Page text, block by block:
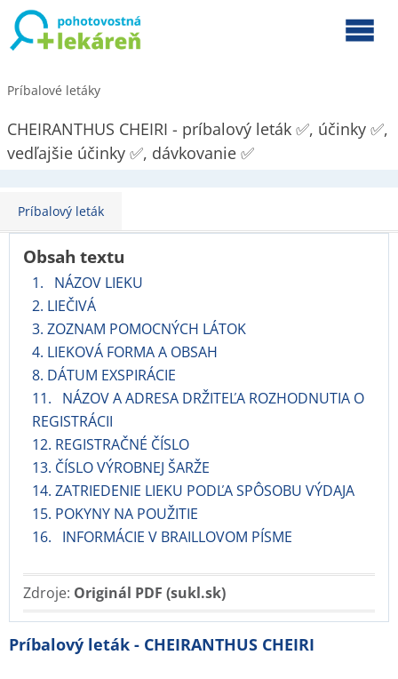
Príbalové letáky
CHEIRANTHUS CHEIRI - príbalový leták ✅, účinky ✅,
vedľajšie účinky ✅, dávkovanie ✅
Príbalový leták
Obsah textu
1. NÁZOV LIEKU
2. LIEČIVÁ
3. ZOZNAM POMOCNÝCH LÁTOK
4. LIEKOVÁ FORMA A OBSAH
8. DÁTUM EXSPIRÁCIE
11. NÁZOV A ADRESA DRŽITEĽA ROZHODNUTIA O
REGISTRÁCII
12. REGISTRAČNÉ ČÍSLO
13. ČÍSLO VÝROBNEJ ŠARŽE
14. ZATRIEDENIE LIEKU PODĽA SPÔSOBU VÝDAJA
15. POKYNY NA POUŽITIE
16. INFORMÁCIE V BRAILLOVOM PÍSME
Zdroje: Originál PDF (sukl.sk)
Príbalový leták - CHEIRANTHUS CHEIRI